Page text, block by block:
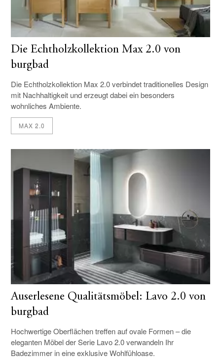
Die Echtholzkollektion Max 2.0 von
burgbad
Die Echtholzkollektion Max 2.0verbindettraditionelles Design
mit Nachhaltigkeit und erzeugt dabei ein besonders
wohnlichesAmbiente.
MAX 2.0
Auserlesene Qualitätsmöbel: Lavo 2.0 von
burgbad
Hochwertige Oberflächen treffen auf ovale Formen – die
eleganten Möbel der Serie Lavo 2.0 verwandeln Ihr
Badezimmer in eine exklusive Wohlfühloase.